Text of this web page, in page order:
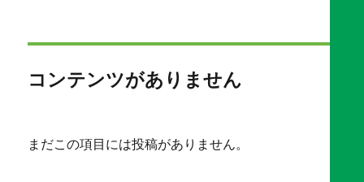
コンテンツがありません
まだこの項目には投稿がありません。